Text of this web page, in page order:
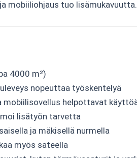
sivualuetta ja 4 erillisaluetta
valinta suurille ja
joka pystyy
mobiiliohjaus tuo lisämukavuutta.